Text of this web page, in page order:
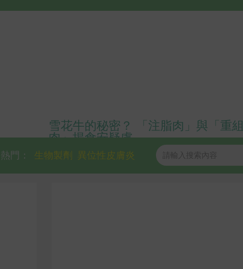
雪花牛的秘密？ 「注脂肉」與「重
肉」揭食安疑慮
異位性皮膚炎
生物製劑
熱門：